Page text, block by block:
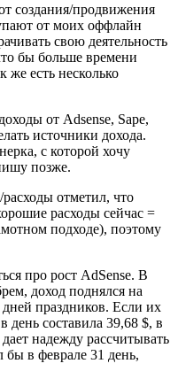
создания/продвижения
от моих оффлайн
свою деятельность
бы больше времени
же есть несколько
от Adsense, Sape,
источники дохода.
с которой хочу
позже.
отметил, что
расходы сейчас =
подходе), поэтому
про рост AdSense. В
доход поднялся на
праздников. Если их
день составила 39,68 $, в
надежду рассчитывать
бы в феврале 31 день,